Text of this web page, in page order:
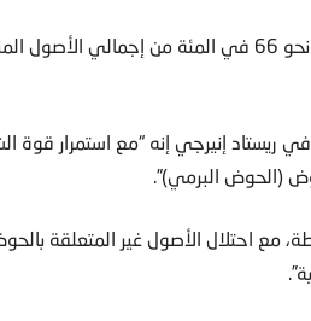
ويمثل الطلب على الموارد المنتجة للغاز نحو 66 في
في ريستاد إنيرجي إنه “مع استمرار قوة
(الحوض البرمي)”.
احتلال الأصول غير المتعلقة